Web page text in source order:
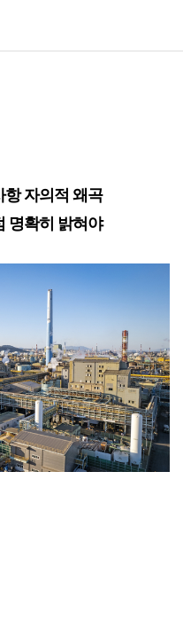
항 자의적 왜곡
명확히 밝혀야